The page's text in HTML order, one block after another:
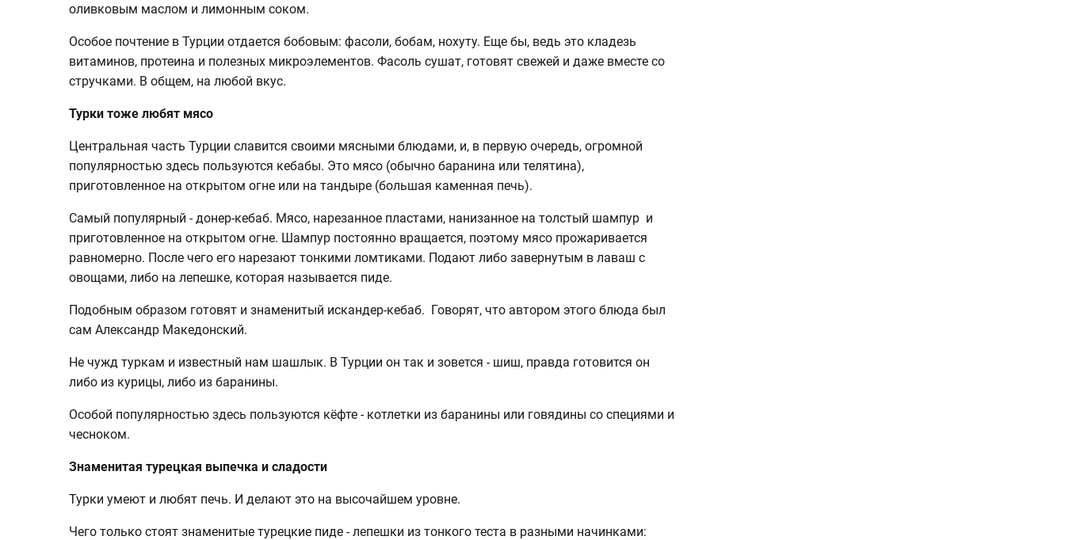
оливковым маслом и лимонным соком.
Особое почтение в Турции отдается бобовым: фасоли, бобам, нохуту. Еще бы, ведь это кладезь
витаминов, протеина и полезных микроэлементов. Фасоль сушат, готовят свежей и даже вместе со
стручками. В общем, на любой вкус.
Турки тоже любят мясо
Центральная часть Турции славится своими мясными блюдами, и, в первую очередь, огромной
популярностью здесь пользуются кебабы. Это мясо (обычно баранина или телятина),
приготовленное на открытом огне или на тандыре (большая каменная печь).
Самый популярный - донер-кебаб. Мясо, нарезанное пластами, нанизанное на толстый шампур и
приготовленное на открытом огне. Шампур постоянно вращается, поэтому мясо прожаривается
равномерно. После чего его нарезают тонкими ломтиками. Подают либо завернутым в лаваш с
овощами, либо на лепешке, которая называется пиде.
Подобным образом готовят и знаменитый искандер-кебаб. Говорят, что автором этого блюда был
сам Александр Македонский.
Не чужд туркам и известный нам шашлык. В Турции он так и зовется - шиш, правда готовится он
либо из курицы, либо из баранины.
Особой популярностью здесь пользуются кёфте - котлетки из баранины или говядины со специями и
чесноком.
Знаменитая турецкая выпечка и сладости
Турки умеют и любят печь. И делают это на высочайшем уровне.
Чего только стоят знаменитые турецкие пиде - лепешки из тонкого теста в разными начинками: